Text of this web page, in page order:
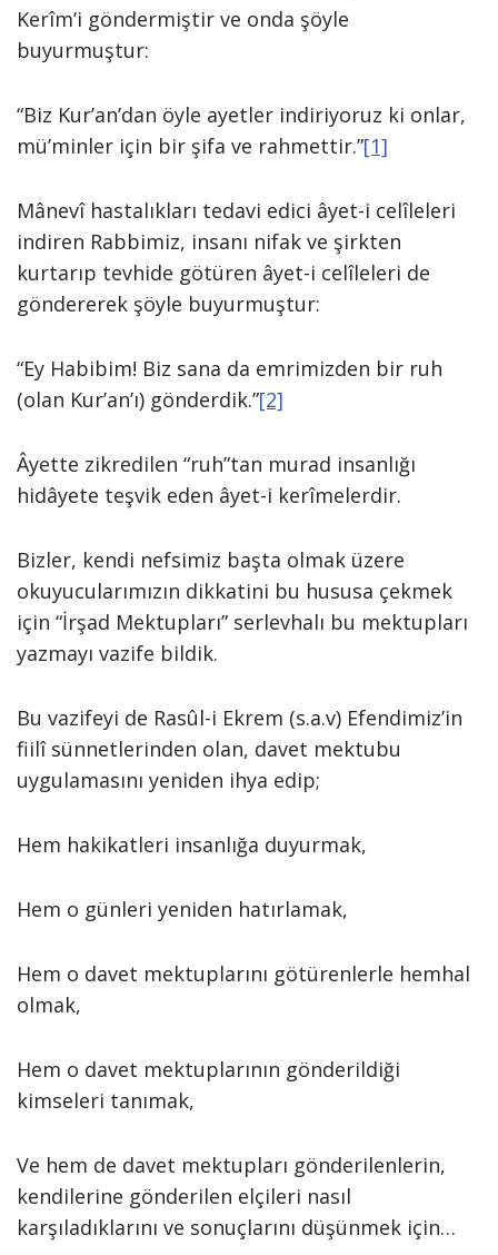
Kerîm’i göndermiştir ve onda şöyle
buyurmuştur:
“Biz Kur’an’dan öyle ayetler indiriyoruz ki onlar,
mü’minler için bir şifa ve rahmettir.”[1]
Mânevî hastalıkları tedavi edici âyet-i celîleleri
indiren Rabbimiz, insanı nifak ve şirkten
kurtarıp tevhide götüren âyet-i celîleleri de
göndererek şöyle buyurmuştur:
“Ey Habibim! Biz sana da emrimizden bir ruh
(olan Kur’an’ı) gönderdik.”[2]
Âyette zikredilen “ruh”tan murad insanlığı
hidâyete teşvik eden âyet-i kerîmelerdir.
Bizler, kendi nefsimiz başta olmak üzere
okuyucularımızın dikkatini bu hususa çekmek
için “İrşad Mektupları” serlevhalı bu mektupları
yazmayı vazife bildik.
Bu vazifeyi de Rasûl-i Ekrem (s.a.v) Efendimiz’in
fiilî sünnetlerinden olan, davet mektubu
uygulamasını yeniden ihya edip;
Hem hakikatleri insanlığa duyurmak,
Hem o günleri yeniden hatırlamak,
Hem o davet mektuplarını götürenlerle hemhal
olmak,
Hem o davet mektuplarının gönderildiği
kimseleri tanımak,
Ve hem de davet mektupları gönderilenlerin,
kendilerine gönderilen elçileri nasıl
karşıladıklarını ve sonuçlarını düşünmek için…